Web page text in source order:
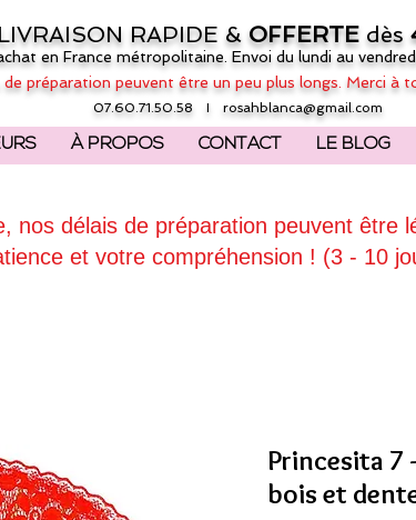
RAPIDE & OFFERTE dès
en France métropolitaine. Envoi du lundi au
de préparation peuvent être un peu plus longs. Merci à
07.60.71.50.58 I rosahblanca@gmail.com
À PROPOS CONTACT LE BLOG
nos délais de préparation peuvent être
et votre compréhension ! (3 - 10
Princesita 7
bois et